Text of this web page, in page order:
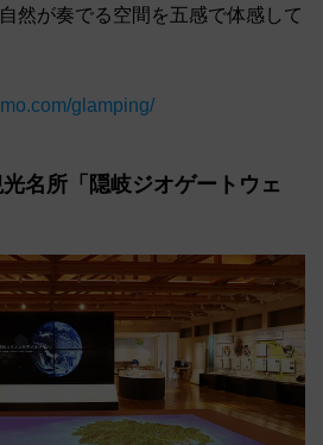
が奏でる空間を五感で体感して
glamping/
名所「隠岐ジオゲートウェ